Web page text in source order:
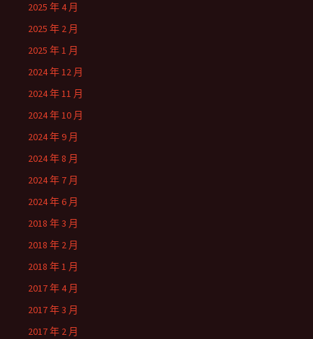
2025 年 4 月
2025 年 2 月
2025 年 1 月
2024 年 12 月
2024 年 11 月
2024 年 10 月
2024 年 9 月
2024 年 8 月
2024 年 7 月
2024 年 6 月
2018 年 3 月
2018 年 2 月
2018 年 1 月
2017 年 4 月
2017 年 3 月
2017 年 2 月